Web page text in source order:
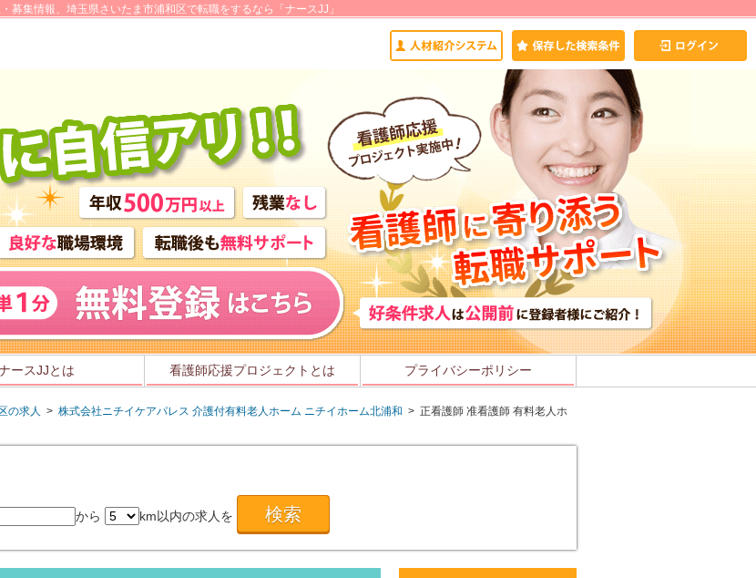
集情報、埼玉県さいたま市浦和区で転職をするなら「ナースJJ」
ースJJとは 看護師応援プロジェクトとは プライバシーポリシー
の求人 > 株式会社ニチイケアパレス 介護付有料老人ホーム ニチイホーム北浦和 > 正看護師 准看護師 有料老人ホ
から km以内の求人を